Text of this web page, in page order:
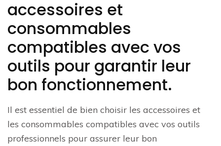
accessoires et
consommables
compatibles avec vos
outils pour garantir leur
bon fonctionnement.
Il est essentiel de bien choisir les accessoires et
les consommables compatibles avec vos outils
professionnels pour assurer leur bon